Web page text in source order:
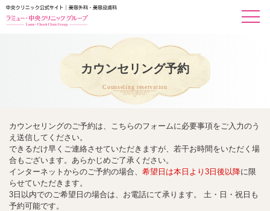
カウンセリング予約
Counseling reservation
カウンセリングのご予約は、こちらのフォームに必要事項をご入力のう
え送信してください。
できるだけ早くご連絡させていただきますが、若干お時間をいただく場
合もございます。あらかじめご了承ください。
インターネットからのご予約の場合、 希望日は本日より3日後以降に限
らせていただきます。
3日以内でのご希望日の場合は、お電話にて承ります。 土・日・祝日も
予約可能です。